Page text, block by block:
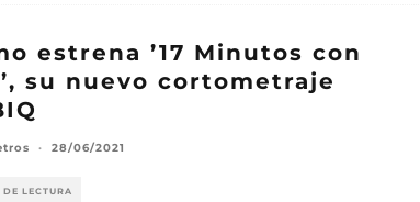
estrena ’17 Minutos con
su nuevo cortometraje
· 28/06/2021
LECTURA